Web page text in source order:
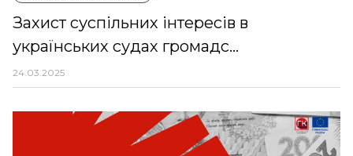
Захист суспільних інтересів в
українських судах громадс...
24.03.2025